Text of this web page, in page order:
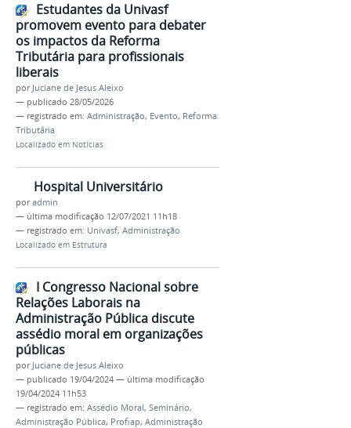
Estudantes da Univasf
promovem evento para debater
os impactos da Reforma
Tributária para profissionais
liberais
por Juciane de Jesus Aleixo
— publicado 28/05/2026
— registrado em: Administração, Evento, Reforma
Tributária
Localizado em Notícias
Hospital Universitário
poradmin
— última modificação 12/07/2021 11h18
— registrado em: Univasf, Administração
Localizado em Estrutura
I Congresso Nacional sobre
Relações Laborais na
Administração Pública discute
assédio moral em organizações
públicas
por Juciane de Jesus Aleixo
— publicado 19/04/2024 — última modificação
19/04/2024 11h53
— registrado em: Assédio Moral, Seminário,
Administração Pública, Profiap, Administração